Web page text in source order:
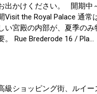
出かけください。 開期中
Visit the Royal Palace 通常
い宮殿の内部が、夏季のみ
Rue Brederode 16 / Pla...
級ショッピング街、ルイー